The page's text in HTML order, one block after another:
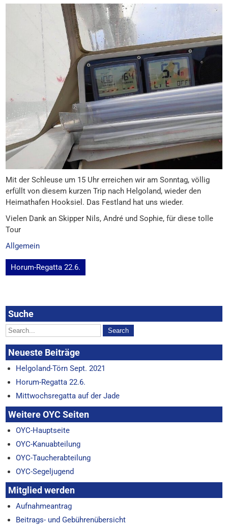
Mit der Schleuse um 15 Uhr erreichen wir am Sonntag, völlig
erfüllt von diesem kurzen Trip nach Helgoland, wieder den
Heimathafen Hooksiel. Das Festland hat uns wieder.
Vielen Dank an Skipper Nils, André und Sophie, für diese tolle
Tour
Allgemein
Beitragsnavigation
Horum-Regatta 22.6.
Suche
Neueste Beiträge
Helgoland-Törn Sept. 2021
Horum-Regatta 22.6.
Mittwochsregatta auf der Jade
Weitere OYC Seiten
OYC-Hauptseite
OYC-Kanuabteilung
OYC-Taucherabteilung
OYC-Segeljugend
Mitglied werden
Aufnahmeantrag
Beitrags- und Gebührenübersicht